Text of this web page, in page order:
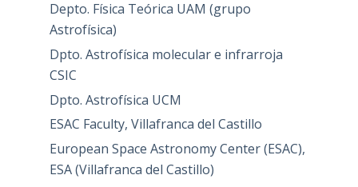
Depto. Física Teórica UAM (grupo
Astrofísica)
Dpto. Astrofísica molecular e infrarroja
CSIC
Dpto. Astrofísica UCM
ESAC Faculty, Villafranca del Castillo
European Space Astronomy Center (ESAC),
ESA (Villafranca del Castillo)